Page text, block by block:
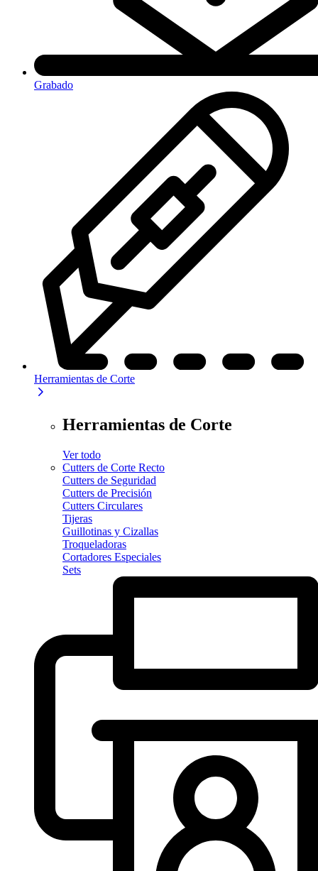
Grabado
Herramientas de Corte
Herramientas de Corte
Ver todo
Cutters de Corte Recto
Cutters de Seguridad
Cutters de Precisión
Cutters Circulares
Tijeras
Guillotinas y Cizallas
Troqueladoras
Cortadores Especiales
Sets